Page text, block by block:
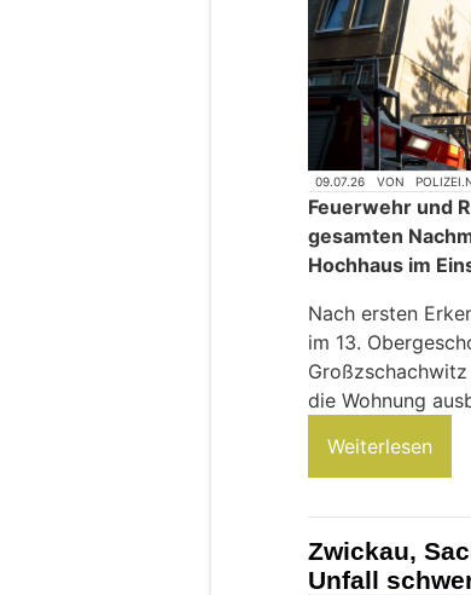
09.07.26 VON
Feuerwehr und
gesamten
Hochhaus im
Nach ersten
im 13.
die Wohnung
Weiterlesen
Zwickau,
Unfall